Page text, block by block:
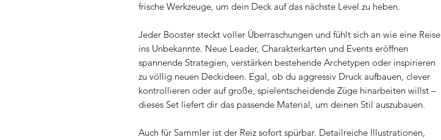
frische Werkzeuge, um dein Deck auf das nächste Level zu heben.
Jeder Booster steckt voller Überraschungen und fühlt sich an wie eine Reise
ins Unbekannte. Neue Leader, Charakterkarten und Events eröffnen
spannende Strategien, verstärken bestehende Archetypen oder inspirieren
zu völlig neuen Deckideen. Egal, ob du aggressiv Druck aufbauen, clever
kontrollieren oder auf große, spielentscheidende Züge hinarbeiten willst –
dieses Set liefert dir das passende Material, um deinen Stil auszubauen.
Auch für Sammler ist der Reiz sofort spürbar. Detailreiche Illustrationen,